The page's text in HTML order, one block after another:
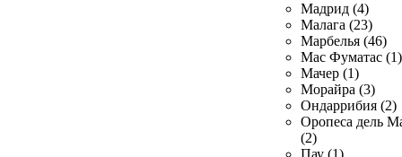
Мадрид (4)
Малага (23)
Марбелья (46)
Мас Фуматас (1)
Мачер (1)
Морайра (3)
Ондаррибия (2)
Оропеса дель
(2)
Пау (1)